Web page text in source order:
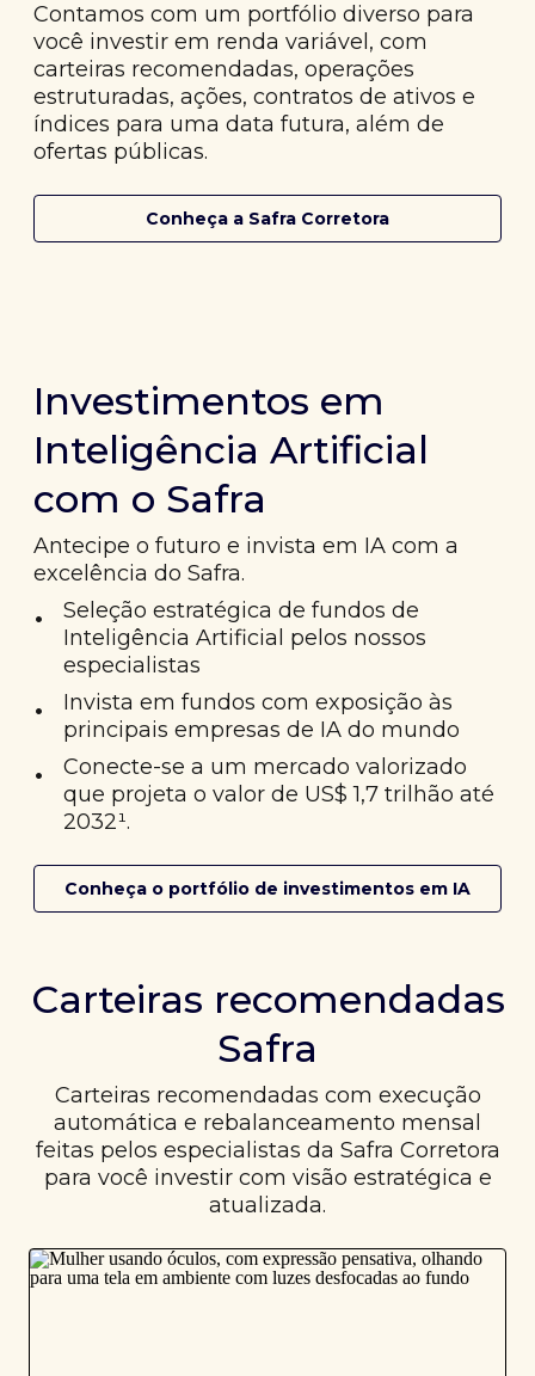
Contamos com um portfólio diverso para
você investir em renda variável, com
carteiras recomendadas, operações
estruturadas, ações, contratos de ativos e
índices para uma data futura, além de
ofertas públicas.
Conheça a Safra Corretora
Investimentos em
Inteligência Artificial
com o Safra
Antecipe o futuro e invista em IA com a
excelência do Safra.
•
Seleção estratégica de fundos de
Inteligência Artificial pelos nossos
especialistas
•
Invista em fundos com exposição às
principais empresas de IA do mundo
•
Conecte-se a um mercado valorizado
que projeta o valor de US$ 1,7 trilhão até
2032¹.
Conheça o portfólio de investimentos em IA
Carteiras recomendadas
Safra
Carteiras recomendadas com execução
automática e rebalanceamento mensal
feitas pelos especialistas da Safra Corretora
para você investir com visão estratégica e
atualizada.